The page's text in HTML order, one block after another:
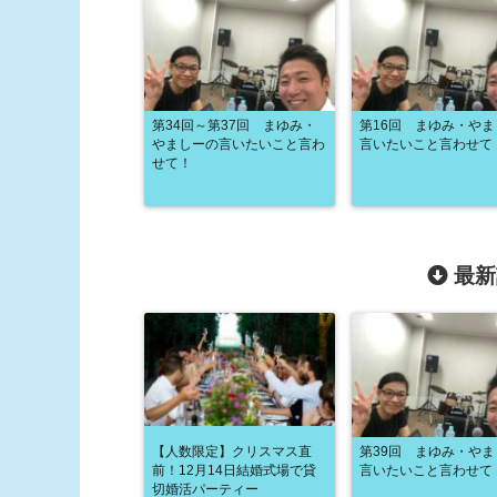
第34回～第37回 まゆみ・
やましーの言いたいこと言わ
せて！
第16回 まゆみ・やま
言いたいこと言わせて
最
【人数限定】クリスマス直
前！12月14日結婚式場で貸
切婚活パーティー
第39回 まゆみ・やま
言いたいこと言わせて